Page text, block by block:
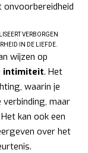
VERBORGEN
IN DE LIEFDE.
wijzen op
intimiteit. Het
waarin je
maar
kan ook een
over het